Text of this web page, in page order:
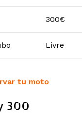
300€
Livre
tu moto
300